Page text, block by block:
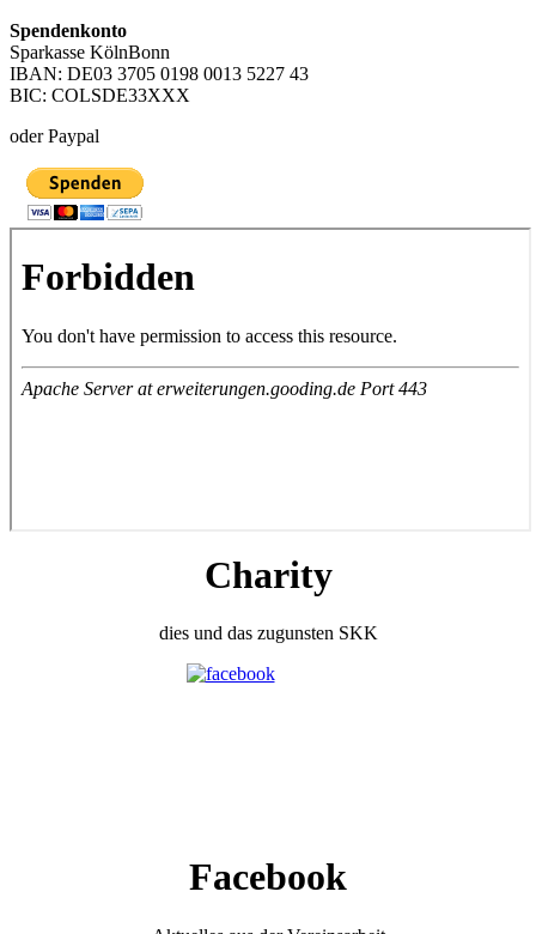
Spendenkonto
Sparkasse KölnBonn
IBAN: DE03 3705 0198 0013 5227 43
BIC: COLSDE33XXX
oder Paypal
Charity
dies und das zugunsten SKK
Facebook